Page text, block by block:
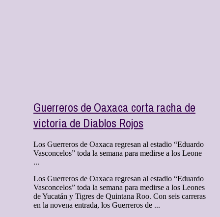
Guerreros de Oaxaca corta racha de
victoria de Diablos Rojos
Los Guerreros de Oaxaca regresan al estadio “Eduardo
Vasconcelos” toda la semana para medirse a los Leone
...
Los Guerreros de Oaxaca regresan al estadio “Eduardo
Vasconcelos” toda la semana para medirse a los Leones
de Yucatán y Tigres de Quintana Roo. Con seis carreras
en la novena entrada, los Guerreros de ...